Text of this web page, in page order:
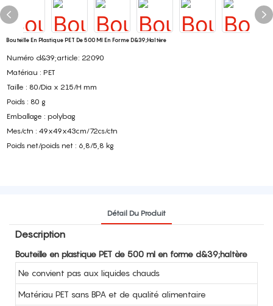
Bouteille En Plastique PET De 500 Ml En Forme D&39;haltère
Numéro d&39;article: 22090
Matériau : PET
Taille : 80/Dia x 215/H mm
Poids : 80 g
Emballage : polybag
Mes/ctn : 49x49x43cm/72cs/ctn
Poids net/poids net : 6,8/5,8 kg
Détail Du Produit
Description
Bouteille en plastique PET de 500 ml en forme d&39;haltère
Ne convient pas aux liquides chauds
Matériau PET sans BPA et de qualité alimentaire